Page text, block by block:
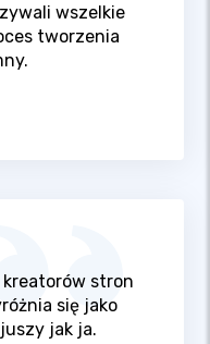
wszelkie
tworzenia
stron
się jako
jak ja.